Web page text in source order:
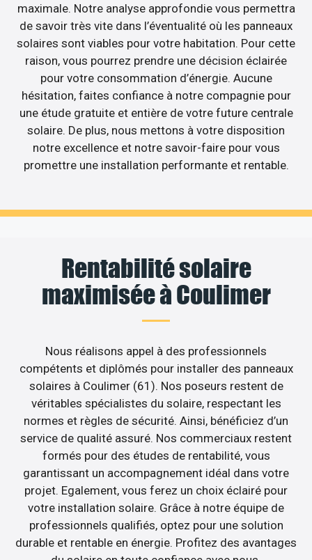
maximale. Notre analyse approfondie vous permettra
de savoir très vite dans l’éventualité où les panneaux
solaires sont viables pour votre habitation. Pour cette
raison, vous pourrez prendre une décision éclairée
pour votre consommation d’énergie. Aucune
hésitation, faites confiance à notre compagnie pour
une étude gratuite et entière de votre future centrale
solaire. De plus, nous mettons à votre disposition
notre excellence et notre savoir-faire pour vous
promettre une installation performante et rentable.
Rentabilité solaire
maximisée à Coulimer
Nous réalisons appel à des professionnels
compétents et diplômés pour installer des panneaux
solaires à Coulimer (61). Nos poseurs restent de
véritables spécialistes du solaire, respectant les
normes et règles de sécurité. Ainsi, bénéficiez d’un
service de qualité assuré. Nos commerciaux restent
formés pour des études de rentabilité, vous
garantissant un accompagnement idéal dans votre
projet. Egalement, vous ferez un choix éclairé pour
votre installation solaire. Grâce à notre équipe de
professionnels qualifiés, optez pour une solution
durable et rentable en énergie. Profitez des avantages